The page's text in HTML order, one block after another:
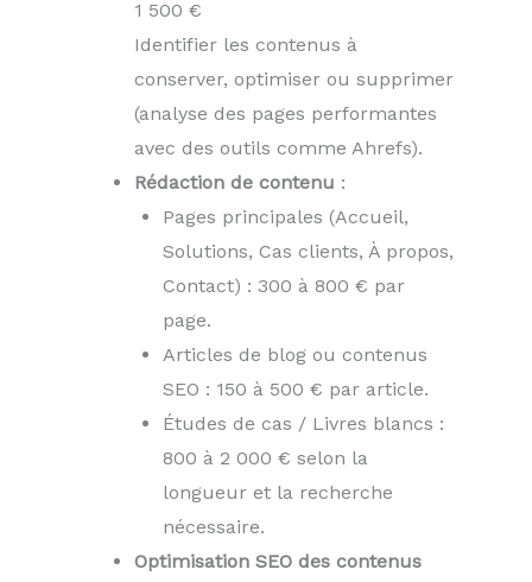
1 500 €
Identifier les contenus à
conserver, optimiser ou supprimer
(analyse des pages performantes
avec des outils comme Ahrefs).
Rédaction de contenu :
Pages principales (Accueil,
Solutions, Cas clients, À propos,
Contact) : 300 à 800 € par
page.
Articles de blog ou contenus
SEO : 150 à 500 € par article.
Études de cas / Livres blancs :
800 à 2 000 € selon la
longueur et la recherche
nécessaire.
Optimisation SEO des contenus